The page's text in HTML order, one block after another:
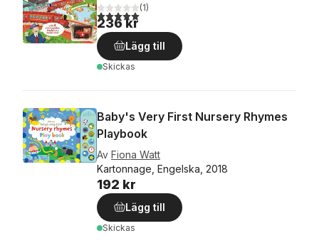
5,0utav 5 stjärnor. Totalt antal röster:
(1)
236 kr
Lägg till
Skickas
Baby's Very First Nursery Rhymes
Playbook
Av Fiona Watt
Kartonnage, Engelska, 2018
192 kr
Lägg till
Skickas